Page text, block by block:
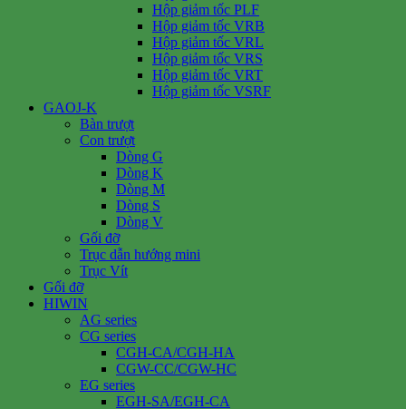
Hộp giảm tốc PLF
Hộp giảm tốc VRB
Hộp giảm tốc VRL
Hộp giảm tốc VRS
Hộp giảm tốc VRT
Hộp giảm tốc VSRF
GAOJ-K
Bàn trượt
Con trượt
Dòng G
Dòng K
Dòng M
Dòng S
Dòng V
Gối đỡ
Trục dẫn hướng mini
Trục Vít
Gối đỡ
HIWIN
AG series
CG series
CGH-CA/CGH-HA
CGW-CC/CGW-HC
EG series
EGH-SA/EGH-CA